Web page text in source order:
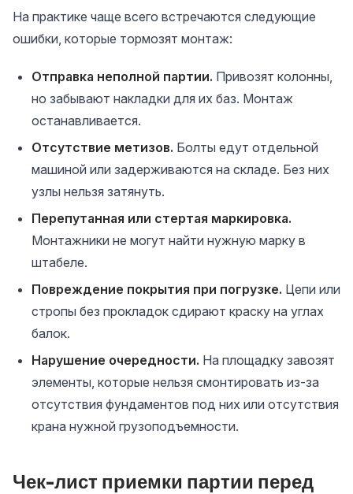
На практике чаще всего встречаются следующие
ошибки, которые тормозят монтаж:
Отправка неполной партии. Привозят колонны,
но забывают накладки для их баз. Монтаж
останавливается.
Отсутствие метизов. Болты едут отдельной
машиной или задерживаются на складе. Без них
узлы нельзя затянуть.
Перепутанная или стертая маркировка.
Монтажники не могут найти нужную марку в
штабеле.
Повреждение покрытия при погрузке. Цепи или
стропы без прокладок сдирают краску на углах
балок.
Нарушение очередности. На площадку завозят
элементы, которые нельзя смонтировать из-за
отсутствия фундаментов под них или отсутствия
крана нужной грузоподъемности.
Чек-лист приемки партии перед